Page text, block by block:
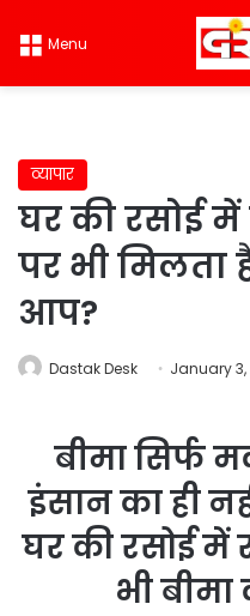
Menu
व्यापार
घर की रसोई
पर भी मिलता
आप?
Dastak Desk January 3,
बीमा सिर्फ
इंसान का ही
घर की रसोई
भी